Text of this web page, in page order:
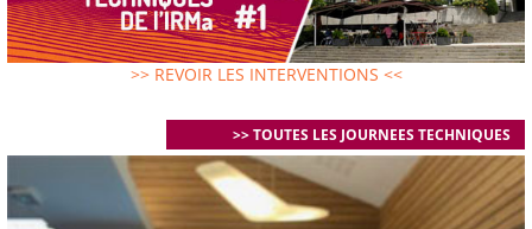
>> REVOIR LES INTERVENTIONS <<
>> TOUTES LES JOURNEES TECHNIQUES